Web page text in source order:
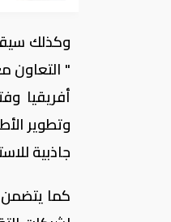
وكذلك
" التعاون
أفريقيا
وتطوير
جاذبية
كما